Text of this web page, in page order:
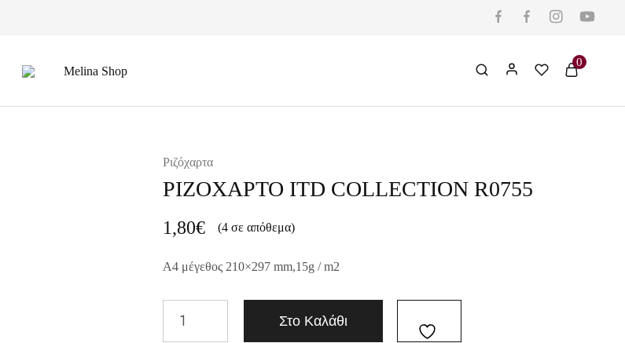
Melina
0
Ριζόχαρτα
ΡΙΖΟΧΑΡΤΟ ITD COLLECTION R0755
1,80€ (4 σε απόθεμα)
A4 μέγεθος 210×297 mm,15g / m2
Στο Καλάθι